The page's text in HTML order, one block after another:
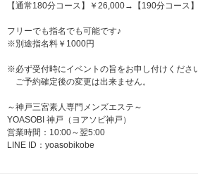
【通常180分コース】￥26,000→【190分コース
フリーでも指名でも可能です♪
※別途指名料￥1000円
※必ず受付時にイベントの旨をお申し付けくださ
ご予約確定後の変更は出来ません。
～神戸三宮素人専門メンズエステ～
YOASOBI 神戸（ヨアソビ神戸）
営業時間：10:00～翌5:00
LINE ID：yoasobikobe